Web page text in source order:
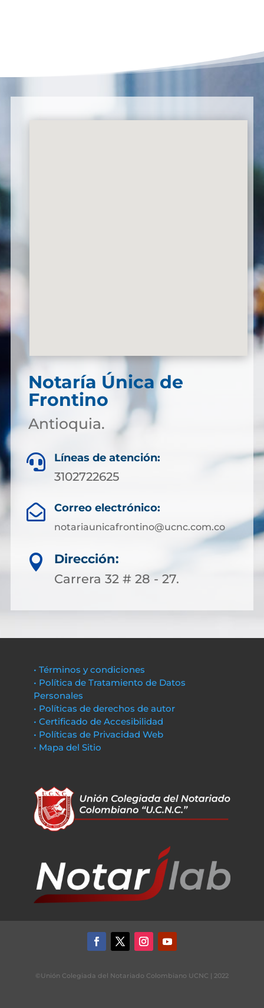
Notaría Única de
Frontino
Antioquia.
 Líneas de atención:
3102722625
 Correo electrónico:
notariaunicafrontino@ucnc.com.co

Dirección:
Carrera 32 # 28 - 27.
• Términos y condiciones
• Política de Tratamiento de Datos
Personales
• Políticas de derechos de autor
• Certificado de Accesibilidad
• Políticas de Privacidad Web
• Mapa del Sitio
©Unión Colegiada del Notariado Colombiano UCNC | 2022